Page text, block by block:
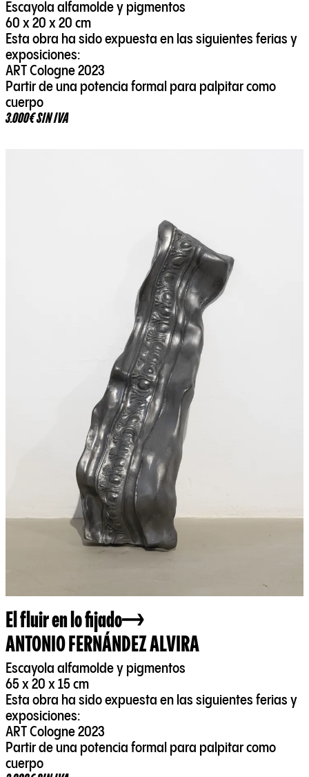
Escayola alfamolde y pigmentos
60 x 20 x 20 cm
Esta obra ha sido expuesta en las siguientes ferias y
exposiciones:
ART Cologne 2023
Partir de una potencia formal para palpitar como
cuerpo
3.000€ SIN IVA
El fluir en lo fijado
ANTONIO FERNÁNDEZ ALVIRA
Escayola alfamolde y pigmentos
65 x 20 x 15 cm
Esta obra ha sido expuesta en las siguientes ferias y
exposiciones:
ART Cologne 2023
Partir de una potencia formal para palpitar como
cuerpo